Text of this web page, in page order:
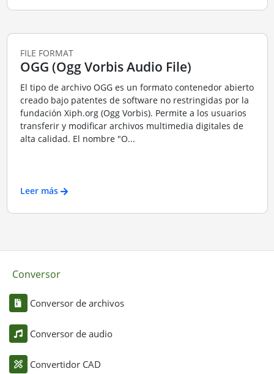
FILE FORMAT
OGG (Ogg Vorbis Audio File)
El tipo de archivo OGG es un formato contenedor abierto
creado bajo patentes de software no restringidas por la
fundación Xiph.org (Ogg Vorbis). Permite a los usuarios
transferir y modificar archivos multimedia digitales de
alta calidad. El nombre "O...
Leer más
Conversor
Conversor de archivos
Conversor de audio
Convertidor CAD